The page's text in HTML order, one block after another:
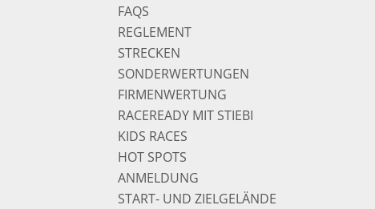
FAQS
REGLEMENT
STRECKEN
SONDERWERTUNGEN
FIRMENWERTUNG
RACEREADY MIT STIEBI
KIDS RACES
HOT SPOTS
ANMELDUNG
START- UND ZIELGELÄNDE